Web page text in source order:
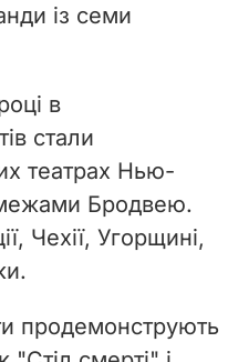
із семи
в
стали
театрах Нью-
Бродвею.
Чехії, Угорщині,
продемонструють